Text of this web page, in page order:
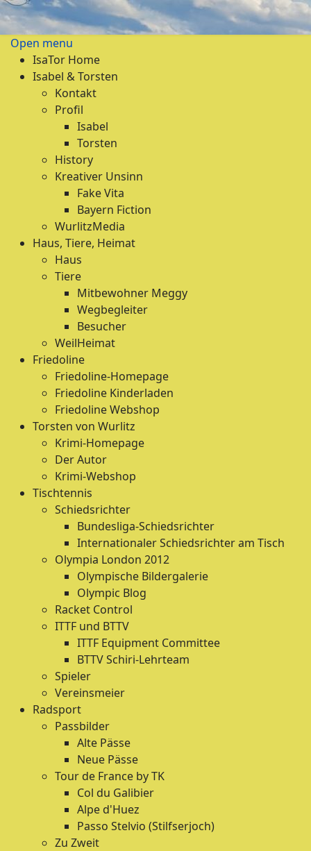
Open menu
IsaTor Home
Isabel & Torsten
Kontakt
Profil
Isabel
Torsten
History
Kreativer Unsinn
Fake Vita
Bayern Fiction
WurlitzMedia
Haus, Tiere, Heimat
Haus
Tiere
Mitbewohner Meggy
Wegbegleiter
Besucher
WeilHeimat
Friedoline
Friedoline-Homepage
Friedoline Kinderladen
Friedoline Webshop
Torsten von Wurlitz
Krimi-Homepage
Der Autor
Krimi-Webshop
Tischtennis
Schiedsrichter
Bundesliga-Schiedsrichter
Internationaler Schiedsrichter am Tisch
Olympia London 2012
Olympische Bildergalerie
Olympic Blog
Racket Control
ITTF und BTTV
ITTF Equipment Committee
BTTV Schiri-Lehrteam
Spieler
Vereinsmeier
Radsport
Passbilder
Alte Pässe
Neue Pässe
Tour de France by TK
Col du Galibier
Alpe d'Huez
Passo Stelvio (Stilfserjoch)
Zu Zweit